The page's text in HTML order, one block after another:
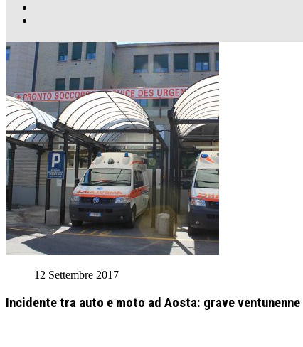
12 Settembre 2017
Incidente tra auto e moto ad Aosta: grave ventunenne